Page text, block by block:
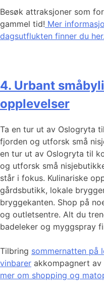
Besøk attraksjoner som
gammel tid! Mer
dagsutflukten finner du her.
4. Urbant
opplevelser
Ta en tur ut av Oslogryta
fjorden og utforsk små
en tur ut av Oslogryta til
og utforsk små
står i fokus. Kulinariske
gårdsbutikk, lokale
bryggekanten. Shop på
og outletsentre. Alt du
badeleker og myggspray
Tilbring sommernatten på
vinbarer akkompagnert
mer om shopping og